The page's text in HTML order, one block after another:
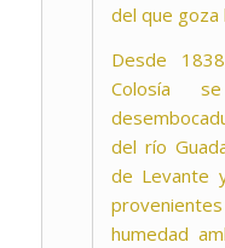
del que goza
Desde
Colosía
del río
de Levante
humedad